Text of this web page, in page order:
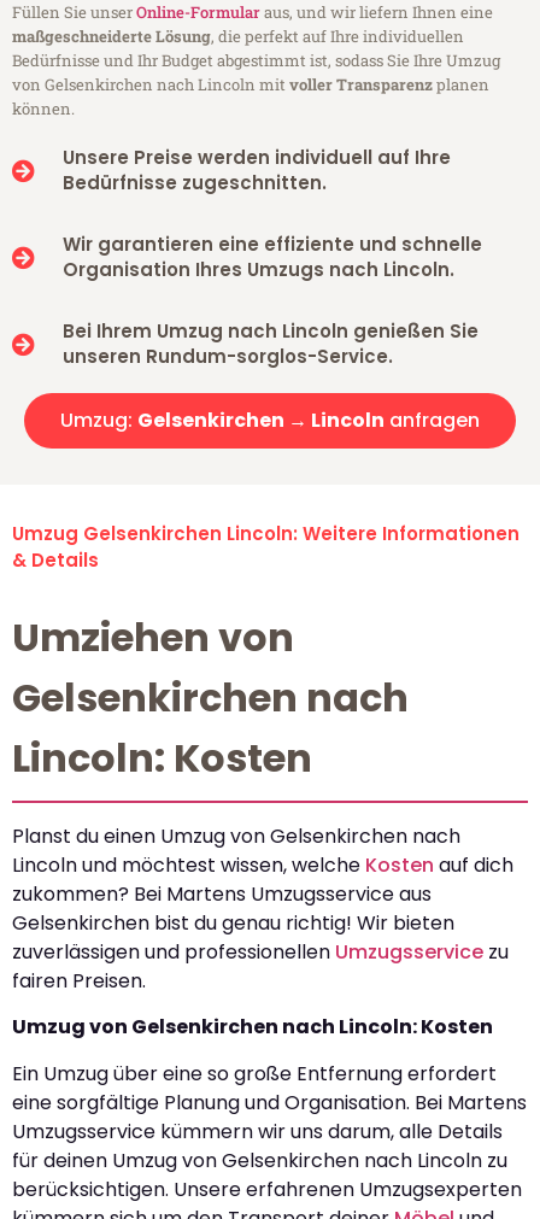
Füllen Sie unserOnline-Formularaus, und wir liefern Ihnen eine
maßgeschneiderte Lösung, die perfekt auf Ihre individuellen
Bedürfnisse und Ihr Budget abgestimmt ist, sodass Sie Ihre Umzug
von Gelsenkirchen nach Lincoln mitvoller Transparenzplanen
können.
Unsere Preise werden individuell auf Ihre
Bedürfnisse zugeschnitten.
Wir garantieren eine effiziente und schnelle
Organisation Ihres Umzugs nach Lincoln.
Bei Ihrem Umzug nach Lincoln genießen Sie
unseren Rundum-sorglos-Service.
Umzug: Gelsenkirchen → Lincoln anfragen
Umzug Gelsenkirchen Lincoln: Weitere Informationen
& Details
Umziehen von
Gelsenkirchen nach
Lincoln: Kosten
Planst du einen Umzug von Gelsenkirchen nach
Lincoln und möchtest wissen, welche Kosten auf dich
zukommen? Bei Martens Umzugsservice aus
Gelsenkirchen bist du genau richtig! Wir bieten
zuverlässigen und professionellen Umzugsservice zu
fairen Preisen.
Umzug von Gelsenkirchen nach Lincoln: Kosten
Ein Umzug über eine so große Entfernung erfordert
eine sorgfältige Planung und Organisation. Bei Martens
Umzugsservice kümmern wir uns darum, alle Details
für deinen Umzug von Gelsenkirchen nach Lincoln zu
berücksichtigen. Unsere erfahrenen Umzugsexperten